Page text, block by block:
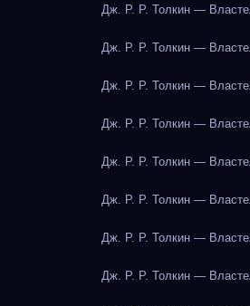
Дж. Р. Р. Толкин —
Дж. Р. Р. Толкин —
Дж. Р. Р. Толкин —
Дж. Р. Р. Толкин —
Дж. Р. Р. Толкин —
Дж. Р. Р. Толкин —
Дж. Р. Р. Толкин —
Дж. Р. Р. Толкин —